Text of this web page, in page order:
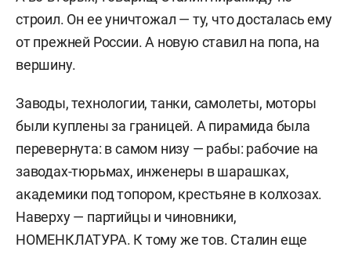
строил. Он ее уничтожал — ту, что досталась ему
от прежней России. А новую ставил на попа, на
вершину.
Заводы, технологии, танки, самолеты, моторы
были куплены за границей. А пирамида была
перевернута: в самом низу — рабы: рабочие на
заводах-тюрьмах, инженеры в шарашках,
академики под топором, крестьяне в колхозах.
Наверху — партийцы и чиновники,
НОМЕНКЛАТУРА. К тому же тов. Сталин еще